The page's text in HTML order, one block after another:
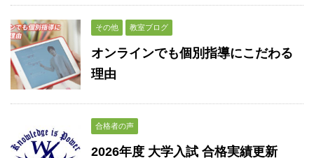
その他 教室ブログ
オンラインでも個別指導にこだわる
理由
合格者の声
2026年度 大学入試 合格実績更新